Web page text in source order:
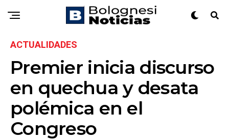
ACTUALIDADES
Premier inicia discurso
en quechua y desata
polémica en el
Congreso